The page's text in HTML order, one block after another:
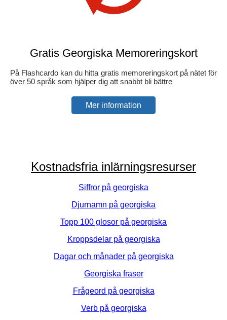
Gratis Georgiska Memoreringskort
På Flashcardo kan du hitta gratis memoreringskort på nätet för
över 50 språk som hjälper dig att snabbt bli bättre
Mer information
Kostnadsfria inlärningsresurser
Siffror på georgiska
Djurnamn på georgiska
Topp 100 glosor på georgiska
Kroppsdelar på georgiska
Dagar och månader på georgiska
Georgiska fraser
Frågeord på georgiska
Verb på georgiska